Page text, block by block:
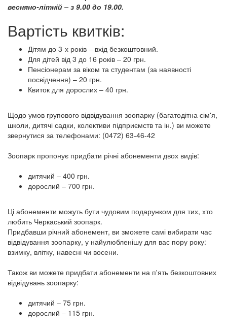
весняно-літній – з 9.00 до 19.00.
Вартість квитків:
Дітям до 3-х років – вхід безкоштовний.
Для дітей від 3 до 16 років – 20 грн.
Пенсіонерам за віком та студентам (за наявності
посвідчення) – 20 грн.
Квиток для дорослих – 40 грн.
Щодо умов групового відвідування зоопарку (багатодітна сім'я,
школи, дитячі садки, колективи підприємств та ін.) ви можете
звернутися за телефонами: (0472) 63-46-42
Зоопарк пропонує придбати річні абонементи двох видів:
дитячий – 400 грн.
дорослий – 700 грн.
Ці абонементи можуть бути чудовим подарунком для тих, хто
любить Черкаський зоопарк.
Придбавши річний абонемент, ви зможете самі вибирати час
відвідування зоопарку, у найулюбленішу для вас пору року:
взимку, влітку, навесні чи восени.
Також ви можете придбати абонементи на п'ять безкоштовних
відвідувань зоопарку:
дитячий – 75 грн.
дорослий – 115 грн.